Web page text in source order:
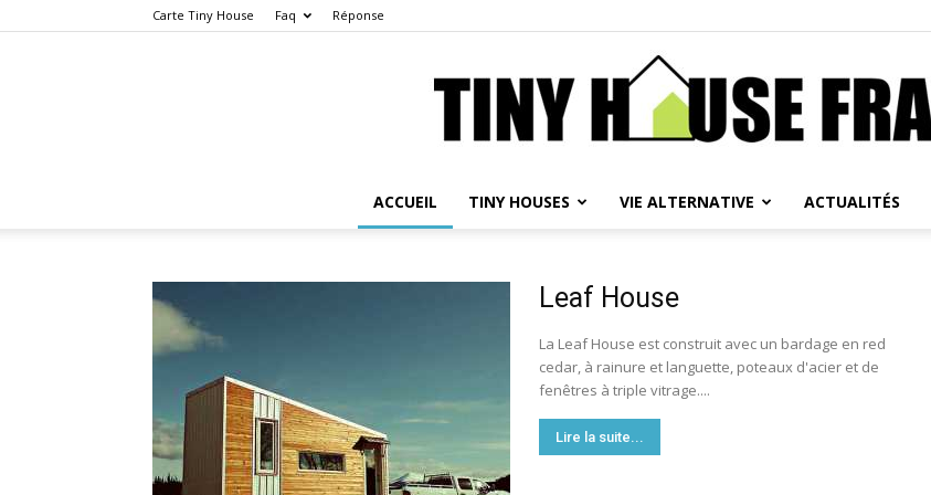
Carte Tiny House Faq Réponse
House
ACCUEIL TINY HOUSES VIE ALTERNATIVE ACTUALITÉS
Leaf House
La Leaf House est construit avec un bardage en red
cedar, à rainure et languette, poteaux d'acier et de
fenêtres à triple vitrage....
Lire la suite...